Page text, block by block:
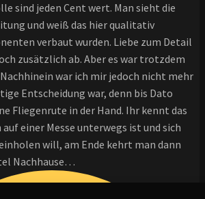
sind jeden Cent wert. Man sieht die
und weiß das hier qualitativ
verbaut wurden. Liebe zum Detail
zusätzlich ab. Aber es war trotzdem
war ich mir jedoch nicht mehr
Entscheidung war, denn bis Dato
Fliegenrute in der Hand. Ihr kennt das
einer Messe unterwegs ist und sich
will, am Ende kehrt man dann
Nachhause…